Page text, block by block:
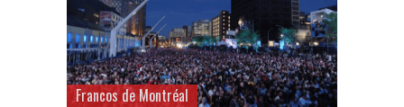
Francos de Montréal